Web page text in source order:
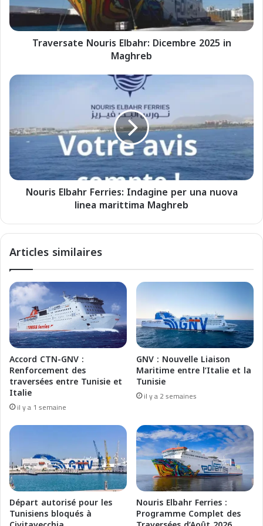
s
a
t
u
E
l
a
h
i
e
b
r
e
0
2
5
i
n
M
a
g
h
r
e
b
Traversate Nouris Elbahr: Dicembre 2025 in
Maghreb
N
i
s
l
b
F
r
r
e
s
I
n
d
a
g
i
n
e
p
r
u
n
a
n
u
Nouris Elbahr Ferries: Indagine per una nuova
linea marittima Maghreb
Articles similaires
Accord CTN-GNV :
Renforcement des
traversées entre Tunisie et
Italie
il y a 1 semaine
GNV : Nouvelle Liaison
Maritime entre l’Italie et la
Tunisie
il y a 2 semaines
Départ autorisé pour les
Tunisiens bloqués à
Nouris Elbahr Ferries :
Programme Complet des